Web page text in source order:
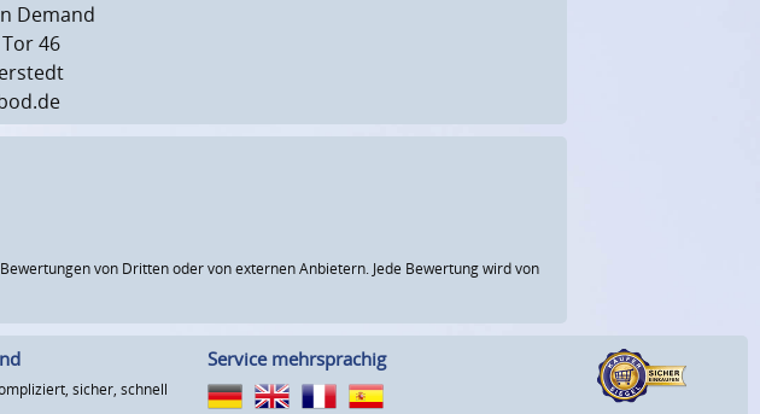
Demand
46
von Dritten oder von externen Anbietern. Jede Bewertung wird von
sicher, schnell
Service mehrsprachig